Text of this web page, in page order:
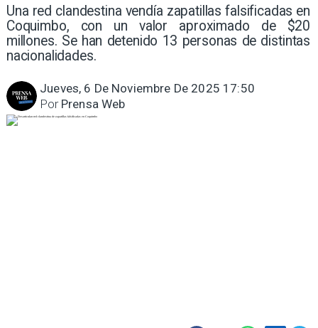
Una red clandestina vendía zapatillas falsificadas en
Coquimbo, con un valor aproximado de $20
millones. Se han detenido 13 personas de distintas
nacionalidades.
Jueves, 6 De Noviembre De 2025 17:50
Prensa Web
Por